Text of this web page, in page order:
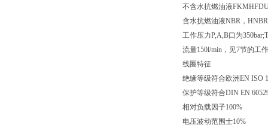
不含水抗燃油液FKM
含水抗燃油液NBR，HNBR
工作压力P,A,B口为
流量150l/min，见7节的工
线圈特征
绝缘等级符合欧洲EN ISO
保护等级符合DIN EN
相对负载因子100%
电压波动范围士10%